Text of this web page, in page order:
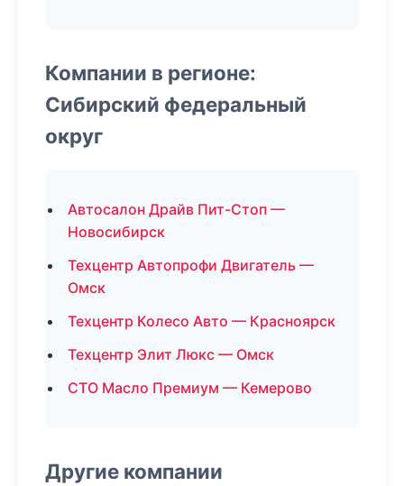
Компании в регионе:
Сибирский федеральный
округ
Автосалон Драйв Пит-Стоп —
Новосибирск
Техцентр Автопрофи Двигатель —
Омск
Техцентр Колесо Авто — Красноярск
Техцентр Элит Люкс — Омск
СТО Масло Премиум — Кемерово
Другие компании